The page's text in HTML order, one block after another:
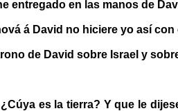
entregado en las manos de
á David no hiciere yo así con
de David sobre Israel y
es la tierra? Y que le